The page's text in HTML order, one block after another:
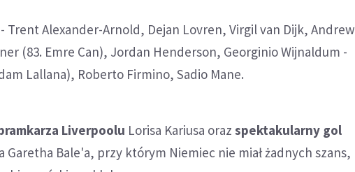
Trent Alexander-Arnold, Dejan Lovren, Virgil van Dijk, Andrew
(83. Emre Can), Jordan Henderson, Georginio Wijnaldum -
Lallana), Roberto Firmino, Sadio Mane.
Liverpoolu Lorisa Kariusa orazspektakularny gol
Garetha Bale'a, przy którym Niemiec nie miał żadnych szans,